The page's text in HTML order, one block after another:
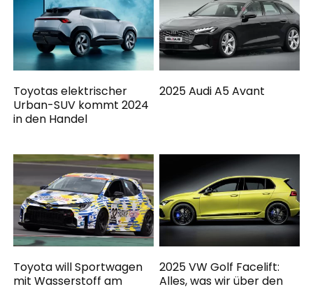
Toyotas elektrischer
Urban-SUV kommt 2024
in den Handel
2025 Audi A5 Avant
Toyota will Sportwagen
mit Wasserstoff am
2025 VW Golf Facelift:
Alles, was wir über den